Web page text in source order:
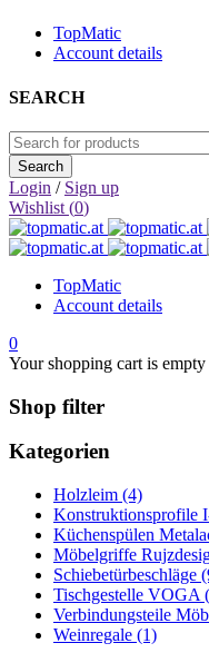
TopMatic
Account details
SEARCH
Login / Sign up
Wishlist (0)
TopMatic
Account details
0
Your shopping cart is empty
Shop filter
Kategorien
Holzleim (4)
Konstruktionsprofile
Küchenspülen
Möbelgriffe
Schiebetürbeschläge
Tischgestelle VOGA
Verbindungsteile
Weinregale (1)